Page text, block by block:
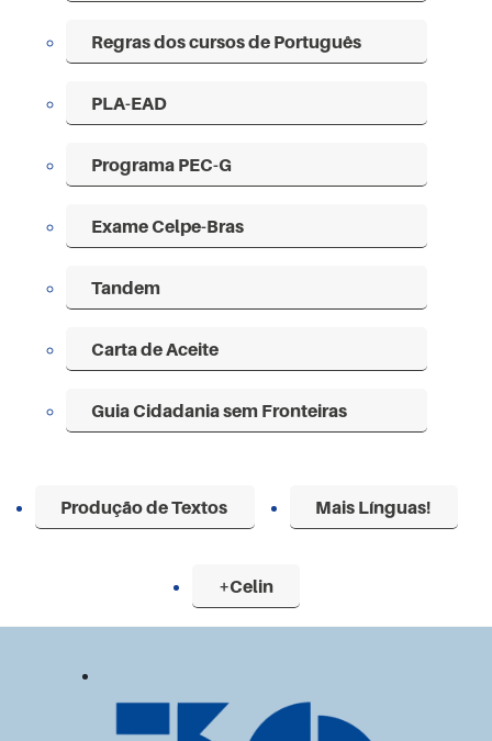
Regras dos cursos de Português
PLA-EAD
Programa PEC-G
Exame Celpe-Bras
Tandem
Carta de Aceite
Guia Cidadania sem Fronteiras
Produção de Textos Mais Línguas!
+Celin